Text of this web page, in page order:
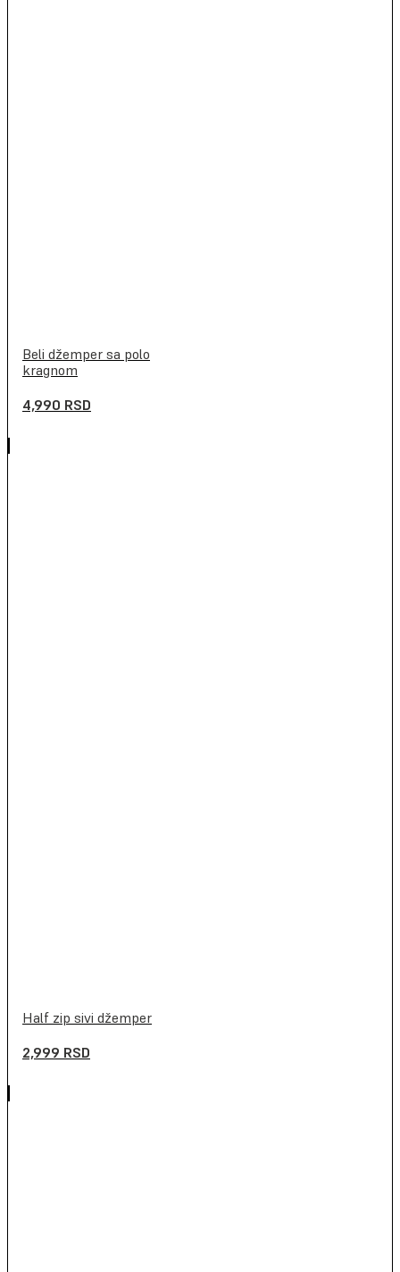
Beli džemper sa polo
kragnom
4,990 RSD
Half zip sivi džemper
2,999 RSD